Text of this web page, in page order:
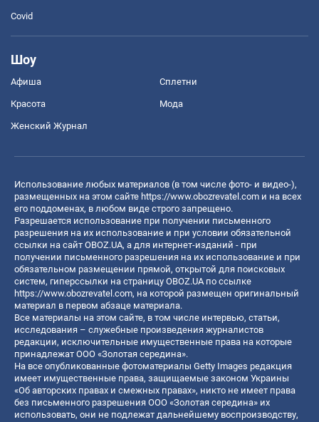
Covid
Шоу
Афиша Сплетни
Красота Мода
Женский Журнал
Использование любых материалов (в том числе фото- и видео-),
размещенных на этом сайте https://www.obozrevatel.com и на всех
его поддоменах, в любом виде строго запрещено.
Разрешается использование при получении письменного
разрешения на их использование и при условии обязательной
ссылки на сайт OBOZ.UA, а для интернет-изданий - при
получении письменного разрешения на их использование и при
обязательном размещении прямой, открытой для поисковых
систем, гиперссылки на страницу OBOZ.UA по ссылке
https://www.obozrevatel.com, на которой размещен оригинальный
материал в первом абзаце материала.
Все материалы на этом сайте, в том числе интервью, статьи,
исследования – служебные произведения журналистов
редакции, исключительные имущественные права на которые
принадлежат ООО «Золотая середина».
На все опубликованные фотоматериалы Getty Images редакция
имеет имущественные права, защищаемые законом Украины
«Об авторских правах и смежных правах», никто не имеет права
без письменного разрешения ООО «Золотая середина» их
использовать, они не подлежат дальнейшему воспроизводству,